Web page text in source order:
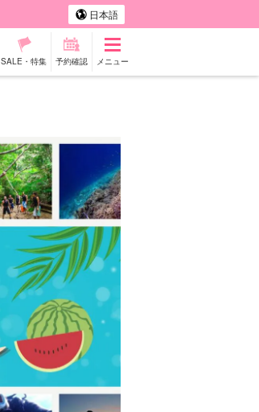
日本語
SALE・特集 予約確認 メニュー